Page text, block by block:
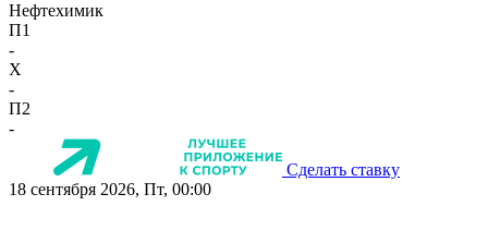
Нефтехимик
П1
-
X
-
П2
-
Сделать ставку
18 сентября 2026, Пт, 00:00